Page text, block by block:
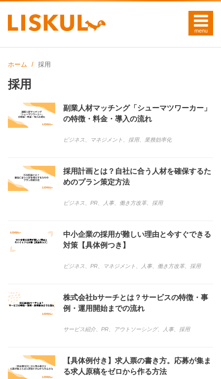
ホーム 採用
採用
副業人材マッチング「シューマツワーカー」
の特徴・料金・導入の流れ
ビジネス マネジメント 採用、 業務効率化
採用計画とは？自社に合う人材を確保するた
めのプラン策定方法
ビジネス PR 人事、 働き方改革、 採用
中小企業の採用が難しい理由と今すぐできる
対策【具体例つき】
ビジネス PR マネジメント 人事、 働き方改革、 採用
株式会社bサーチとは？サービスの特徴・事
例・運用開始までの流れ
サービス紹介、 PR アウトソーシング、 人事、 採用
【具体例付き】求人票の書き方。応募が集ま
る求人原稿をゼロから作る方法